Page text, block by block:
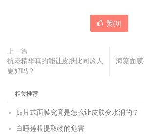
赞(0)
上一篇
抗老精华真的能让皮肤比同龄人
更好吗？
海藻面
相关推荐
贴片式面膜究竟是怎么让皮肤变水润的？
白睡莲根提取物的危害